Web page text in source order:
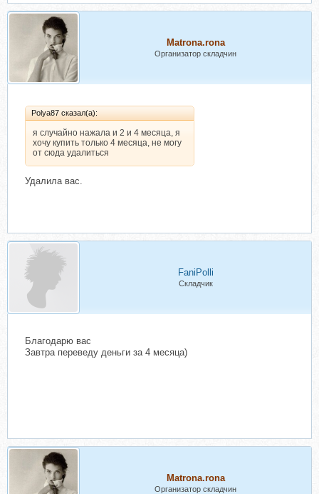
Matrona.rona
Организатор складчин
Polya87 сказал(а):
я случайно нажала и 2 и 4 месяца, я
хочу купить только 4 месяца, не могу
от сюда удалиться
Удалила вас.
FaniPolli
Складчик
Благодарю вас
Завтра переведу деньги за 4 месяца)
Matrona.rona
Организатор складчин